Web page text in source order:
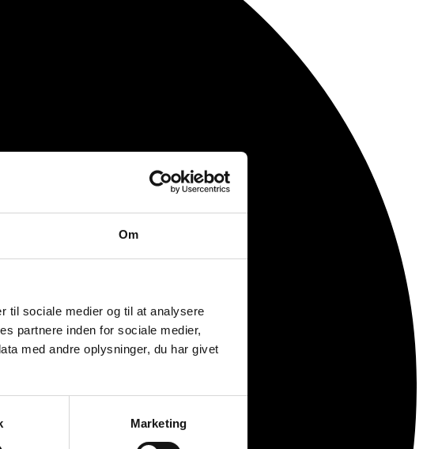
Om
til sociale medier og til at analysere
partnere inden for sociale medier,
med andre oplysninger, du har givet
Marketing